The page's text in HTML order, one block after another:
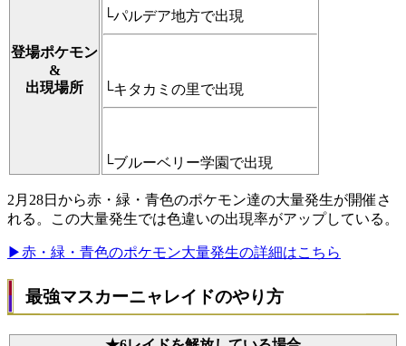
登場ポケモン
&
出現場所
└パルデア地方で出現
└キタカミの里で出現
└ブルーベリー学園で出現
2月28日から赤・緑・青色のポケモン達の大量発生が開催さ
れる。この大量発生では色違いの出現率がアップしている。
▶赤・緑・青色のポケモン大量発生の詳細はこちら
最強マスカーニャレイドのやり方